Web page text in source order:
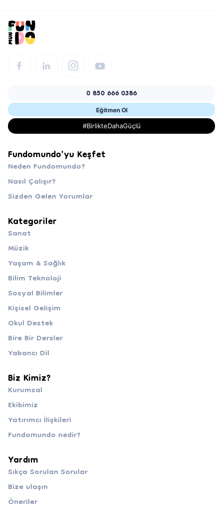
0 850 666 0386
Eğitmen Ol
#BirlikteDahaGüçlü
Fundomundo'yu Keşfet
Neden Fundomundo?
Nasıl Çalışır?
Sizden Gelen Yorumlar
Kategoriler
Sanat
Müzik
Yaşam & Sağlık
Bilim Teknoloji
Sosyal Bilimler
Kişisel Gelişim
Okul Destek
Bire Bir Dersler
Yabancı Dil
Biz Kimiz?
Kurumsal
Ekibimiz
Yatırımcı İlişkileri
Fundomundo nedir?
Yardım
Sıkça Sorulan Sorular
Bize ulaşın
Öneriler